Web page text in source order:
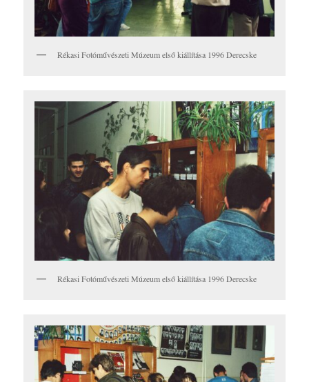
Rékasi Fotóművészeti Múzeum első kiállítása 1996 Derecske
Rékasi Fotóművészeti Múzeum első kiállítása 1996 Derecske